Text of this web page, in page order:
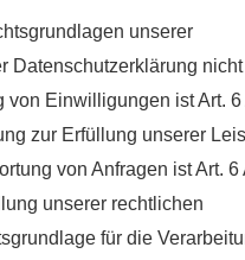
unserer
Datenschutzerklärung
Einwilligungen ist Art. 6
zur Erfüllung unserer
von Anfragen ist Art. 6
unserer rechtlichen
für die